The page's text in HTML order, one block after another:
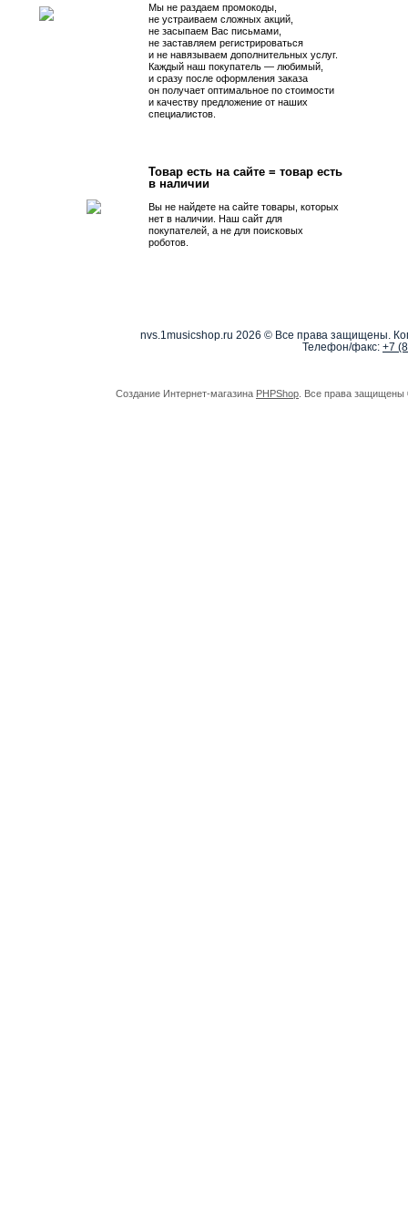
Мы не раздаем промокоды,
не устраиваем сложных акций,
не засыпаем Вас письмами,
не заставляем регистрироваться
и не навязываем дополнительных услуг.
Каждый наш покупатель — любимый,
и сразу после оформления заказа
он получает оптимальное по стоимости
и качеству предложение от наших
специалистов.
Товар есть на сайте = товар есть
в наличии
Вы не найдете на сайте товары, которых
нет в наличии. Наш сайт для
покупателей, а не для поисковых
роботов.
nvs.1musicshop.ru 2026 © Все права защищены.
Телефон/факс: +7
Создание Интернет-магазина PHPShop . Все права защищены